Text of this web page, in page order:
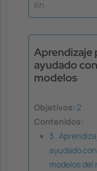
6h
ayudado
modelos
Objetivos: 2
Contenidos:
3 .
ayudado
modelos del